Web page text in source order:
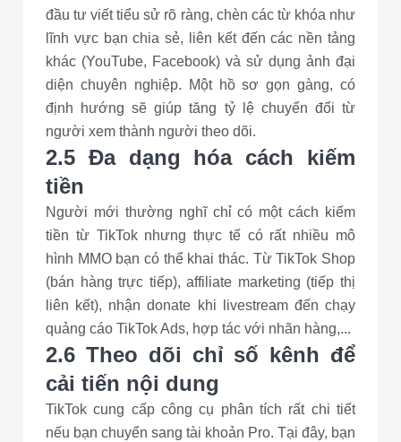
đầu tư viết tiểu sử rõ ràng, chèn các từ khóa như
lĩnh vực bạn chia sẻ, liên kết đến các nền tảng
khác (YouTube, Facebook) và sử dụng ảnh đại
diện chuyên nghiệp. Một hồ sơ gọn gàng, có
định hướng sẽ giúp tăng tỷ lệ chuyển đổi từ
người xem thành người theo dõi.
2.5 Đa dạng hóa cách kiếm
tiền
Người mới thường nghĩ chỉ có một cách kiếm
tiền từ TikTok nhưng thực tế có rất nhiều mô
hình MMO bạn có thể khai thác. Từ TikTok Shop
(bán hàng trực tiếp), affiliate marketing (tiếp thị
liên kết), nhận donate khi livestream đến chạy
quảng cáo TikTok Ads, hợp tác với nhãn hàng,...
2.6 Theo dõi chỉ số kênh để
cải tiến nội dung
TikTok cung cấp công cụ phân tích rất chi tiết
nếu bạn chuyển sang tài khoản Pro. Tại đây, bạn